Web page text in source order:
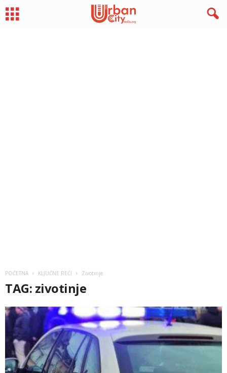
POČETNA KLJUČNE REČI Zivotinje
TAG: zivotinje